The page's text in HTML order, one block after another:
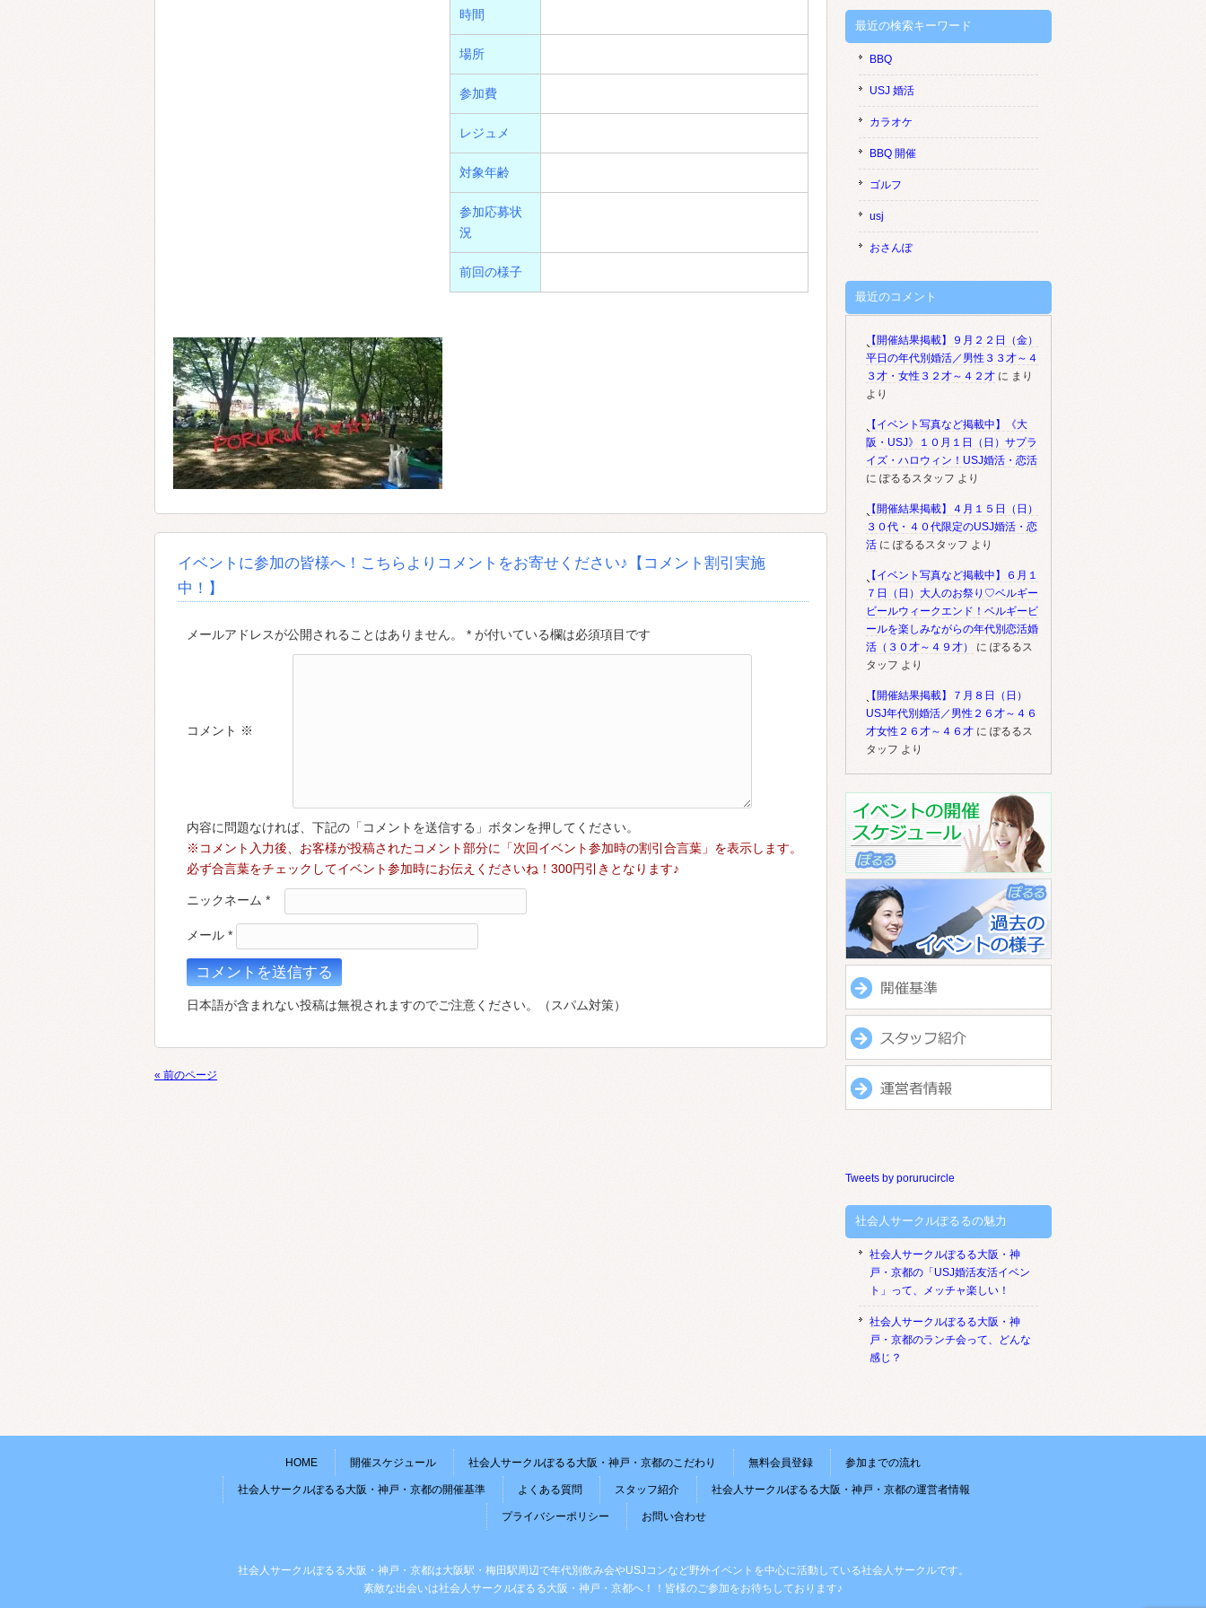
時間
場所
参加費
レジュメ
対象年齢
参加応募状
況
前回の様子
イベントに参加の皆様へ！こちらよりコメントをお寄せください♪【コメント割引実施
中！】
メールアドレスが公開されることはありません。 * が付いている欄は必須項目です
コメント ※
内容に問題なければ、下記の「コメントを送信する」ボタンを押してください。
※コメント入力後、お客様が投稿されたコメント部分に「次回イベント参加時の割引合言葉」を表示します。
必ず合言葉をチェックしてイベント参加時にお伝えくださいね！300円引きとなります♪
ニックネーム *
メール *
日本語が含まれない投稿は無視されますのでご注意ください。（スパム対策）
« 前のページ
最近の検索キーワード
BBQ
USJ 婚活
カラオケ
BBQ 開催
ゴルフ
usj
おさんぽ
最近のコメント
【開催結果掲載】９月２２日（金）
平日の年代別婚活／男性３３才～４
３才・女性３２才～４２才 に まり
より
【イベント写真など掲載中】《大
阪・USJ》１０月１日（日）サプラ
イズ・ハロウィン！USJ婚活・恋活
に ぽるるスタッフ より
【開催結果掲載】４月１５日（日）
３０代・４０代限定のUSJ婚活・恋
活 に ぽるるスタッフ より
【イベント写真など掲載中】６月１
７日（日）大人のお祭り♡ベルギー
ビールウィークエンド！ベルギービ
ールを楽しみながらの年代別恋活婚
活（３０才～４９才）
に ぽるるス
タッフ より
【開催結果掲載】７月８日（日）
USJ年代別婚活／男性２６才～４６
才女性２６才～４６才 に ぽるるス
タッフ より
Tweets by porurucircle
社会人サークルぽるるの魅力
社会人サークルぽるる大阪・神
戸・京都の「USJ婚活友活イベン
ト」って、メッチャ楽しい！
社会人サークルぽるる大阪・神
戸・京都のランチ会って、どんな
感じ？
HOME 開催スケジュール 社会人サークルぽるる大阪・神戸・京都のこだわり 無料会員登録 参加までの流れ
社会人サークルぽるる大阪・神戸・京都の開催基準 よくある質問 スタッフ紹介 社会人サークルぽるる大阪・神戸・京都の運営者情報
プライバシーポリシー お問い合わせ
社会人サークルぽるる大阪・神戸・京都は大阪駅・梅田駅周辺で年代別飲み会やUSJコンなど野外イベントを中心に活動している社会人サークルです。
素敵な出会いは社会人サークルぽるる大阪・神戸・京都へ！！皆様のご参加をお待ちしております♪